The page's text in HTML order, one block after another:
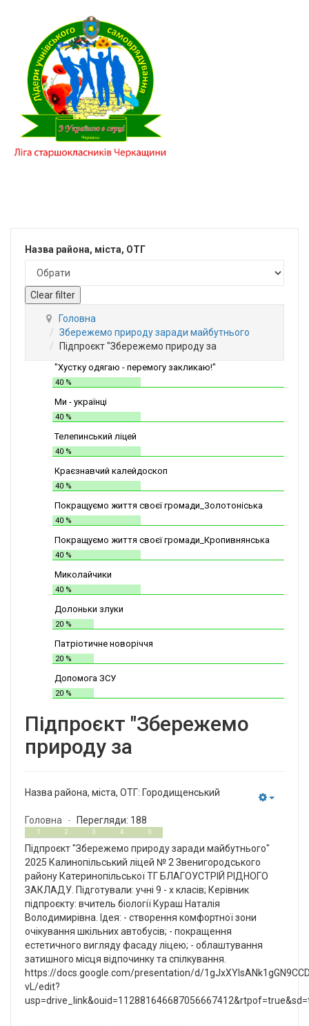
Назва района, міста, ОТГ
Clear filter
Головна
Збережемо природу заради майбутнього
Підпроєкт "Збережемо природу за
"Хустку одягаю - перемогу закликаю!"
40 %
Ми - українці
40 %
Телепинський ліцей
40 %
Краєзнавчий калейдоскоп
40 %
Покращуємо життя своєї громади_Золотоніська
СШІТ №2
40 %
Покращуємо життя своєї громади_Кропивнянська
ЗОШ
40 %
Миколайчики
40 %
Долоньки злуки
20 %
Патріотичне новоріччя
20 %
Допомога ЗСУ
20 %
Підпроєкт "Збережемо
природу за
Назва района, міста, ОТГ: Городищенський
Головна Перегляди: 188
05
1 2 3 4 5
Підпроєкт "Збережемо природу заради майбутнього"
2025 Калинопільський ліцей № 2 Звенигородського
району Катеринопільської ТГ БЛАГОУСТРІЙ РІДНОГО
ЗАКЛАДУ. Підготували: учні 9 - х класів; Керівник
підпроєкту: вчитель біології Кураш Наталія
Володимирівна. Ідея: - створення комфортної зони
очікування шкільних автобусів; - покращення
естетичного вигляду фасаду ліцею; - облаштування
затишного місця відпочинку та спілкування.
https://docs.google.com/presentation/d/
vL/edit?